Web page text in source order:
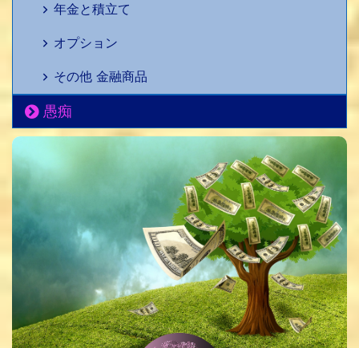
年金と積立て
オプション
その他 金融商品
愚痴